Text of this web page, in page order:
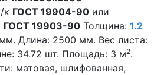
к ГОСТ 19904-90 или
ГОСТ 19903-90 Толщина: 1.2
Длина: 2500 мм. Вес листа:
34.72 шт. Площадь: 3 м2.
матовая, шлифованная,